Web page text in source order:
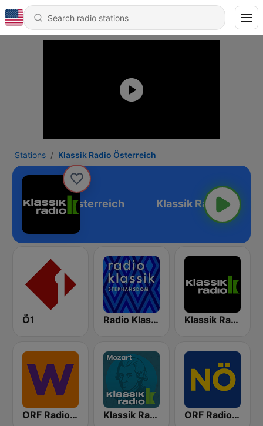
Stations Klassik Radio Österreich
Radio Österreich
Ö1 Radio Klassik Stephansdom Klassik Radio
ORF Radio Wien Klassik Radio Mozart ORF Radio Niederösterreich